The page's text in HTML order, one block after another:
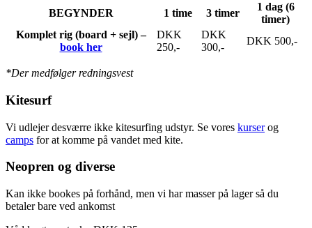
BEGYNDER 1 time 3 timer
1 dag (6
timer)
Komplet rig (board + sejl) –
book her
DKK
250,-
DKK
300,-
DKK 500,-
*Der medfølger redningsvest
Kitesurf
Vi udlejer desværre ikke kitesurfing udstyr. Se vores kurserog
camps for at komme på vandet med kite.
Neopren og diverse
Kan ikke bookes på forhånd, men vi har masser på lager så du
betaler bare ved ankomst